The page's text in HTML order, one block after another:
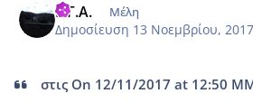
Ε.Γ.Α. Μέλη
Δημοσίευση 13 Νοεμβρίου, 2017
στις On 12/11/2017 at 12:50